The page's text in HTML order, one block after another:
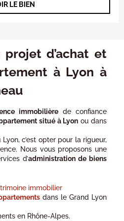
LE BIEN
d’achat et
à Lyon à
immobilière de confiance
situé à Lyon ou dans
c’est opter pour la rigueur,
Nous vous proposons une
d’administration de biens
immobilier
dans le Grand Lyon
en Rhône-Alpes.